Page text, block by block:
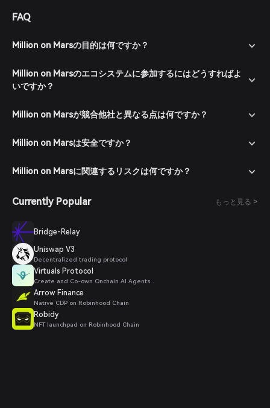
FAQ
Million on Marsの目的は何ですか？
Million on Marsのエコシステムに参加するにはどうすればよ
いですか？
Million on Marsが競合他社と異なる点は何ですか？
Million on Marsは安全ですか？
Million on Marsに関連するリスクは何ですか？
Currently Popular もっと見る >
Bridge-Relay
Uniswap V3
Decentralized trading protocol
Virtuals Protocol
Create and Co-own Onchain AI Agents .
Arrow Finance
Native CDP on Robinhood Chain
Robidy
NFT launchpad on Robinhood Chain